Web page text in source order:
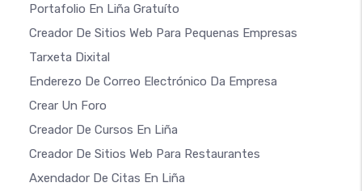
Portafolio En Liña Gratuíto
Creador De Sitios Web Para Pequenas Empresas
Tarxeta Dixital
Enderezo De Correo Electrónico Da Empresa
Crear Un Foro
Creador De Cursos En Liña
Creador De Sitios Web Para Restaurantes
Axendador De Citas En Liña